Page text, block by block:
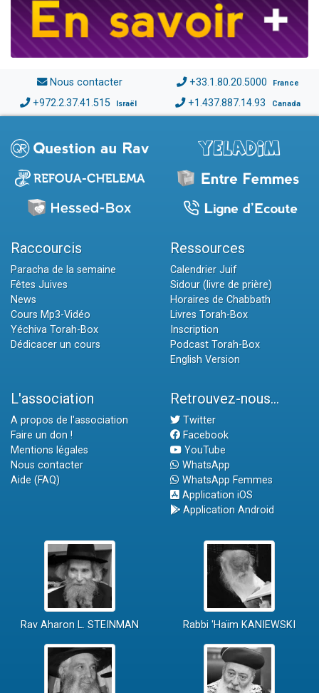
Nous contacter +33.1.80.20.5000 France
+972.2.37.41.515 Israël +1.437.887.14.93 Canada
Raccourcis
Paracha de la semaine
Fêtes Juives
News
Cours Mp3-Vidéo
Yéchiva Torah-Box
Dédicacer un cours
Ressources
Calendrier Juif
Sidour (livre de prière)
Horaires de Chabbath
Livres Torah-Box
Inscription
Podcast Torah-Box
English Version
L'association
A propos de l'association
Faire un don !
Mentions légales
Nous contacter
Aide (FAQ)
Retrouvez-nous...
Twitter
Facebook
YouTube
WhatsApp
WhatsApp Femmes
Application iOS
Application Android
Rav Aharon L. STEINMAN Rabbi 'Haïm KANIEWSKI